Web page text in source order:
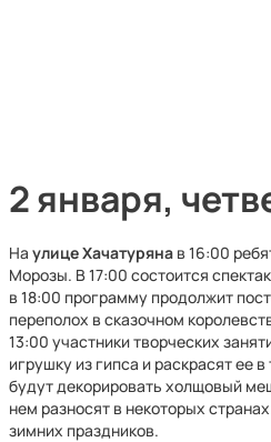
2 января,
На улицеХачатуряна в 16:00
Морозы. В 17:00 состоится
в 18:00 программу продолжит
переполох в сказочном
13:00 участники творческих
игрушку из гипса и раскрасят ее
будут декорировать холщовый
нем разносят в некоторых
зимних праздников.